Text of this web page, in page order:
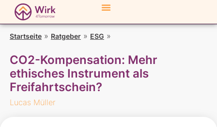
Startseite » Ratgeber » ESG »
CO2-Kompensation: Mehr
ethisches Instrument als
Freifahrtschein?
Lucas Müller